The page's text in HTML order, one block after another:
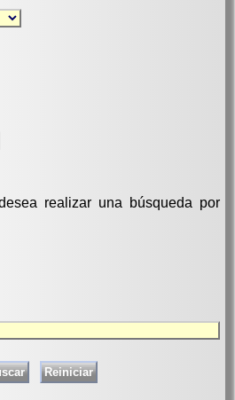
realizar una búsqueda por